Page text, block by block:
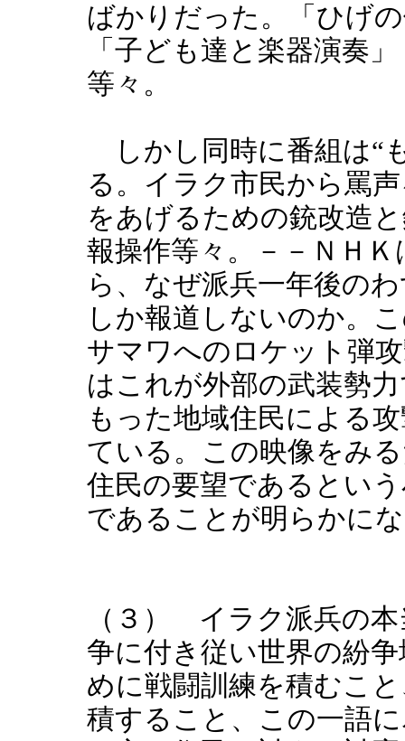
ばかりだった。「ひげ
「子ども達と楽器演奏
等々。
しかし同時に番組は“
る。イラク市民から罵
をあげるための銃改造
報操作等々。－－ＮＨ
ら、なぜ派兵一年後の
しか報道しないのか。
サマワへのロケット弾
はこれが外部の武装勢
もった地域住民による
ている。この映像をみ
住民の要望であるとい
であることが明らかに
（３） イラク派兵の
争に付き従い世界の紛
めに戦闘訓練を積むこ
積すること、この一語